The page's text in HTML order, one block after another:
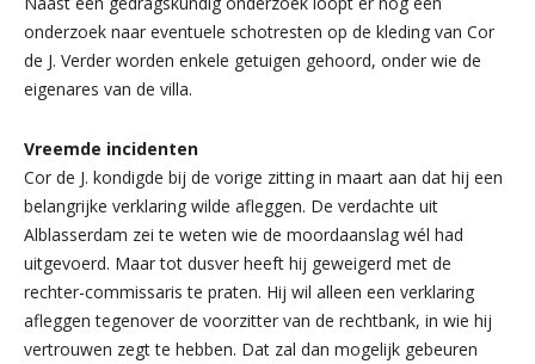
onderzoek naar eventuele schotresten op de kleding van Cor
de J. Verder worden enkele getuigen gehoord, onder wie de
eigenares van de villa.
Vreemde incidenten
Cor de J. kondigde bij de vorige zitting in maart aan dat hij een
belangrijke verklaring wilde afleggen. De verdachte uit
Alblasserdam zei te weten wie de moordaanslag wél had
uitgevoerd. Maar tot dusver heeft hij geweigerd met de
rechter-commissaris te praten. Hij wil alleen een verklaring
afleggen tegenover de voorzitter van de rechtbank, in wie hij
vertrouwen zegt te hebben. Dat zal dan mogelijk gebeuren